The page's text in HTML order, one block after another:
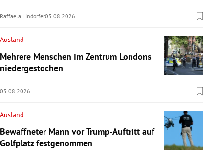
Raffaela Lindorfer05.08.2026
Ausland
Mehrere Menschen im Zentrum Londons
niedergestochen
05.08.2026
Ausland
Bewaffneter Mann vor Trump-Auftritt auf
Golfplatz festgenommen